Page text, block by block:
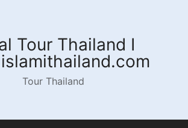
Tour Thailand I
Tour Thailand